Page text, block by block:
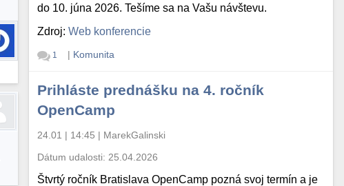
do 10. júna 2026. Tešíme sa na Vašu návštevu.
Zdroj:Web konferencie
1 | Komunita
Prihláste prednášku na 4. ročník
OpenCamp
24.01 | 14:45 | MarekGalinski
Dátum udalosti: 25.04.2026
Štvrtý ročník Bratislava OpenCamp pozná svoj termín a je